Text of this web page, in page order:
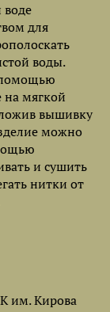
воде
для
воды.
на мягкой
вышивку
можно
и сушить
нитки от
им. Кирова